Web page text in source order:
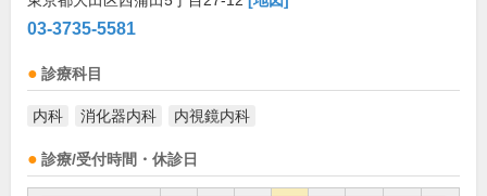
03-3735-5581
診療科目
内科 消化器内科 内視鏡内科
診療/受付時間・休診日